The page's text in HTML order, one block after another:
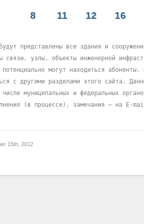
8 11 12 16
представлены все здания и
связи, узлы, объекты инженерной
могут находиться
с другими разделами этого сайта.
муниципальных и федеральных
(в процессе), замечания – на
15th, 2012